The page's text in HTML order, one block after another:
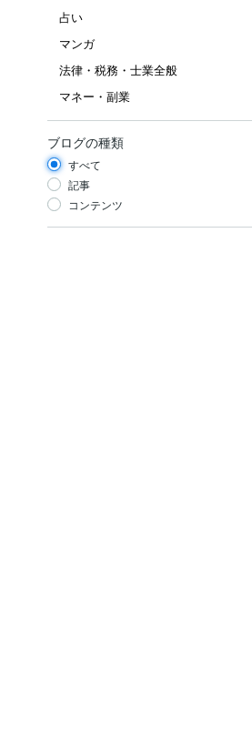
占い
マンガ
法律・税務・士業全般
マネー・副業
ブログの種類
すべて
記事
コンテンツ